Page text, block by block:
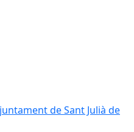
de Sant Julià de